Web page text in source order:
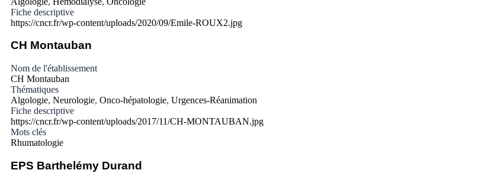
Fiche descriptive
https://cncr.fr/wp-content/uploads/2020/09/Emile-ROUX2.jpg
CH Montauban
Nom de l'établissement
CH Montauban
Thématiques
Algologie, Neurologie, Onco-hépatologie, Urgences-Réanimation
Fiche descriptive
https://cncr.fr/wp-content/uploads/2017/11/CH-MONTAUBAN.jpg
Mots clés
Rhumatologie
EPS Barthelémy Durand